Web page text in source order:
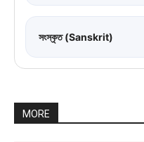
সংস্কৃত (Sanskrit)
MORE